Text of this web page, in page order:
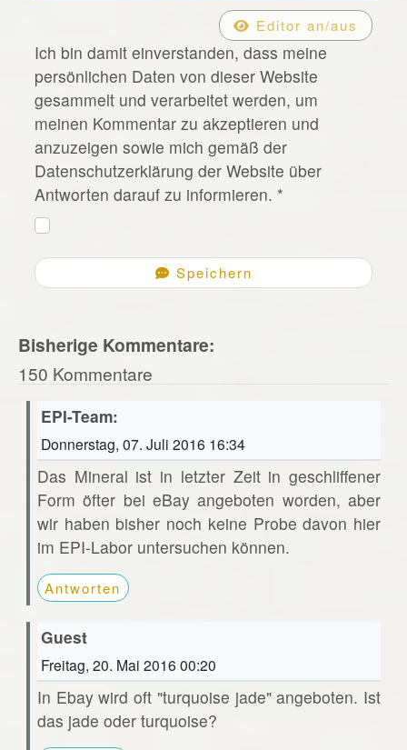
Editor an/aus
Ich bin damit einverstanden, dass meine
persönlichen Daten von dieser Website
gesammelt und verarbeitet werden, um
meinen Kommentar zu akzeptieren und
anzuzeigen sowie mich gemäß der
Datenschutzerklärung der Website über
Antworten darauf zu informieren. *
Speichern
Bisherige Kommentare:
150 Kommentare
EPI-Team:
Donnerstag, 07. Juli 2016 16:34
Das Mineral ist in letzter Zeit in geschliffener
Form öfter bei eBay angeboten worden, aber
wir haben bisher noch keine Probe davon hier
im EPI-Labor untersuchen können.
Antworten
Guest
Freitag, 20. Mai 2016 00:20
In Ebay wird oft "turquoise jade" angeboten. Ist
das jade oder turquoise?